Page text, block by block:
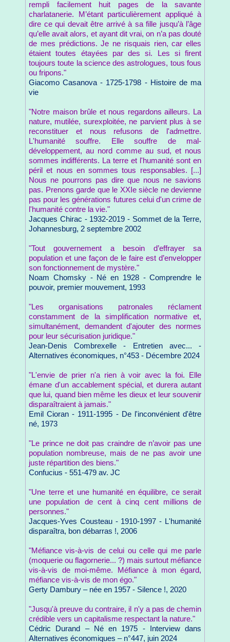
rempli facilement huit pages de la savante
charlatanerie. M’étant particulièrement appliqué à
dire ce qui devait être arrivé à sa fille jusqu’à l’âge
qu’elle avait alors, et ayant dit vrai, on n’a pas douté
de mes prédictions. Je ne risquais rien, car elles
étaient toutes étayées par des si. Les si firent
toujours toute la science des astrologues, tous fous
ou fripons."
Giacomo Casanova - 1725-1798 - Histoire de ma
vie
"Notre maison brûle et nous regardons ailleurs. La
nature, mutilée, surexploitée, ne parvient plus à se
reconstituer et nous refusons de l'admettre.
L'humanité souffre. Elle souffre de mal-
développement, au nord comme au sud, et nous
sommes indifférents. La terre et l'humanité sont en
péril et nous en sommes tous responsables. [...]
Nous ne pourrons pas dire que nous ne savions
pas. Prenons garde que le XXIe siècle ne devienne
pas pour les générations futures celui d'un crime de
l'humanité contre la vie."
Jacques Chirac - 1932-2019 - Sommet de la Terre,
Johannesburg, 2 septembre 2002
"Tout gouvernement a besoin d’effrayer sa
population et une façon de le faire est d’envelopper
son fonctionnement de mystère."
Noam Chomsky - Né en 1928 - Comprendre le
pouvoir, premier mouvement, 1993
"Les organisations patronales réclament
constamment de la simplification normative et,
simultanément, demandent d'ajouter des normes
pour leur sécurisation juridique."
Jean-Denis Combrexelle - Entretien avec... -
Alternatives économiques, n°453 - Décembre 2024
"L'envie de prier n'a rien à voir avec la foi. Elle
émane d'un accablement spécial, et durera autant
que lui, quand bien même les dieux et leur souvenir
disparaîtraient à jamais."
Emil Cioran - 1911-1995 - De l'inconvénient d'être
né, 1973
"Le prince ne doit pas craindre de n’avoir pas une
population nombreuse, mais de ne pas avoir une
juste répartition des biens."
Confucius - 551-479 av. JC
"Une terre et une humanité en équilibre, ce serait
une population de cent à cinq cent millions de
personnes."
Jacques-Yves Cousteau - 1910-1997 - L'humanité
disparaîtra, bon débarras !, 2006
"Méfiance vis-à-vis de celui ou celle qui me parle
(moquerie ou flagornerie... ?) mais surtout méfiance
vis-à-vis de moi-même. Méfiance à mon égard,
méfiance vis-à-vis de mon égo."
Gerty Dambury – née en 1957 - Silence !, 2020
"Jusqu'à preuve du contraire, il n'y a pas de chemin
crédible vers un capitalisme respectant la nature."
Cédric Durand – Né en 1975 - Interview dans
Alternatives économiques – n°447, juin 2024